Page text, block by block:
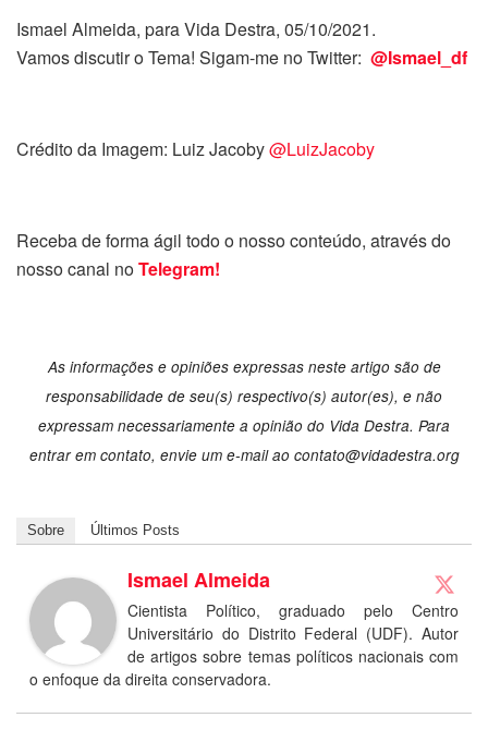
Ismael Almeida, para Vida Destra, 05/10/2021.
Vamos discutir o Tema! Sigam-me no Twitter: @Ismael_df
Crédito da Imagem: Luiz Jacoby@LuizJacoby
Receba de forma ágil todo o nosso conteúdo, através do
nosso canal noTelegram!
As informações e opiniões expressas neste artigo são de
responsabilidade de seu(s) respectivo(s) autor(es), e não
expressam necessariamente a opinião do Vida Destra. Para
entrar em contato, envie um e-mail ao contato@vidadestra.org
Sobre Últimos Posts
Ismael Almeida
Cientista Político, graduado pelo Centro
Universitário do Distrito Federal (UDF). Autor
de artigos sobre temas políticos nacionais com
o enfoque da direita conservadora.